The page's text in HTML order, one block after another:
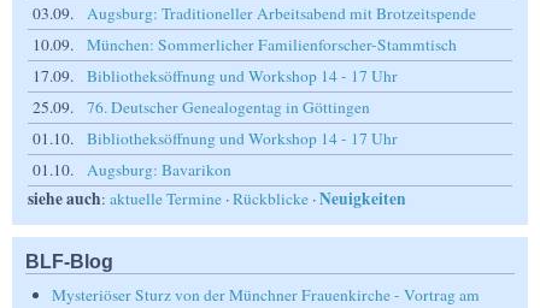
03.09.
Augsburg: Traditioneller Arbeitsabend mit Brotzeitspende
10.09.
München: Sommerlicher Familienforscher-Stammtisch
17.09.
Bibliotheksöffnung und Workshop 14 - 17 Uhr
25.09.
76. Deutscher Genealogentag in Göttingen
01.10.
Bibliotheksöffnung und Workshop 14 - 17 Uhr
01.10.
Augsburg: Bavarikon
siehe auch: aktuelle Termine ·Rückblicke ·Neuigkeiten
BLF-Blog
Mysteriöser Sturz von der Münchner Frauenkirche - Vortrag am